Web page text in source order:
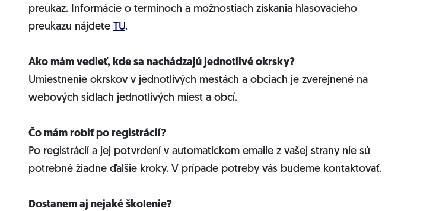
preukaz. Informácie o termínoch a možnostiach získania hlasovacieho
preukazu nájdete TU.
Ako mám vedieť, kde sa nachádzajú jednotlivé okrsky?
Umiestnenie okrskov v jednotlivých mestách a obciach je zverejnené na
webových sídlach jednotlivých miest a obcí.
Čo mám robiť po registrácií?
Po registrácií a jej potvrdení v automatickom emaile z vašej strany nie sú
potrebné žiadne ďalšie kroky. V prípade potreby vás budeme kontaktovať.
Dostanem aj nejaké školenie?